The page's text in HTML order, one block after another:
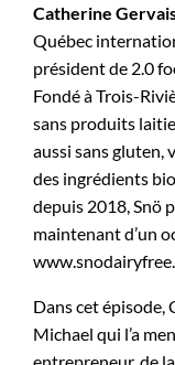
Catherine
Québec
président de 2.0
Fondé à Trois-
sans produits
aussi sans gluten,
des ingrédients
depuis 2018, Snö
maintenant d’un
Dans cet épisode,
Michael qui l’a
entrepreneur, de